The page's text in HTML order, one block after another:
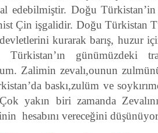
edebilmiştir. Doğu
Çin işgalidir. Doğu Türkistan
devletlerini kurarak barış, huzur
Türkistan’ın günümüzdeki
Zalimin zevalı,ounun
baskı,zulüm ve
Çok yakın biri zamanda
hesabını vereceğini